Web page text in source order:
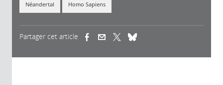
Néandertal Homo Sapiens
Partager cet article (link is external)(link is external)